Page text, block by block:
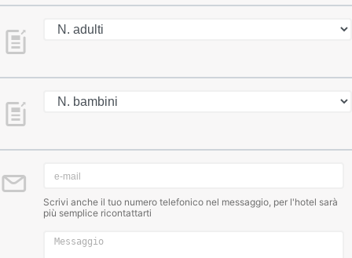
Scrivi anche il tuo numero telefonico nel messaggio, per l'hotel sarà
più semplice ricontattarti